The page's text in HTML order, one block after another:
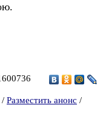
/ Разместить анонс /